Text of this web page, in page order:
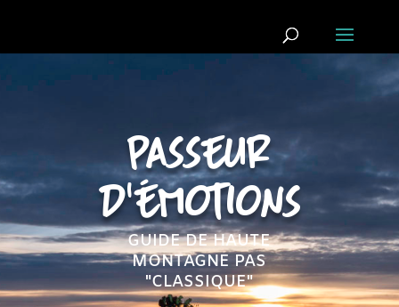
PASSEUR
D'ÉMOTIONS
GUIDE DE HAUTE
MONTAGNE PAS
"CLASSIQUE"